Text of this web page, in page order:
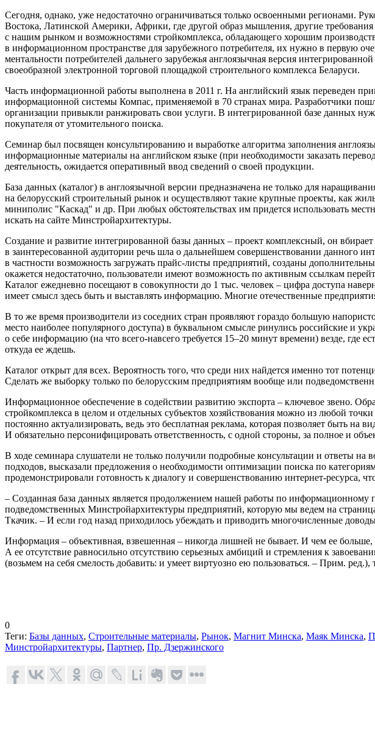
Сегодня, однако, уже недостаточно ограничиваться только освоенными регионами.
Востока, Латинской Америки, Африки, где другой образ мышления, другие
с нашим рынком и возможностями стройкомплекса, обладающего хорошим
в информационном пространстве для зарубежного потребителя, их нужно в первую
ментальности потребителей дальнего зарубежья англоязычная версия
своеобразной электронной торговой площадкой строительного комплекса Беларуси.
Часть информационной работы выполнена в 2011 г. На английский язык переведен
информационной системы Компас, применяемой в 70 странах мира. Разработчики
организации привыкли ранжировать свои услуги. В интегрированной базе данных
покупателя от утомительного поиска.
Семинар был посвящен консультированию и выработке алгоритма заполнения
информационные материалы на английском языке (при необходимости заказать
деятельность, ожидается оперативный ввод сведений о своей продукции.
База данных (каталог) в англоязычной версии предназначена не только для
на белорусский строительный рынок и осуществляют такие крупные проекты, как
миниполис "Каскад" и др. При любых обстоятельствах им придется использовать
искать на сайте Минстройархитектуры.
Создание и развитие интегрированной базы данных – проект комплексный, он
в заинтересованной аудитории речь шла о дальнейшем совершенствовании данного
в частности возможность загружать прайс-листы предприятий, созданы
окажется недостаточно, пользователи имеют возможность по активным ссылкам
Каталог ежедневно посещают в совокупности до 1 тыс. человек – цифра доступа
имеет смысл здесь быть и выставлять информацию. Многие отечественные
В то же время производители из соседних стран проявляют гораздо большую
место наиболее популярного доступа) в буквальном смысле ринулись российские и
о себе информацию (на что всего-навсего требуется 15–20 минут времени) везде, где
откуда ее ждешь.
Каталог открыт для всех. Вероятность того, что среди них найдется именно тот
Сделать же выборку только по белорусским предприятиям вообще или
Информационное обеспечение в содействии развитию экспорта – ключевое звено.
стройкомплекса в целом и отдельных субъектов хозяйствования можно из любой
постоянно актуализировать, ведь это бесплатная реклама, которая позволяет быть
И обязательно персонифицировать ответственность, с одной стороны, за полное и
В ходе семинара слушатели не только получили подробные консультации и ответы
подходов, высказали предложения о необходимости оптимизации поиска по
продемонстрировали готовность к диалогу и совершенствованию интернет-ресурса,
– Созданная база данных является продолжением нашей работы по информационному
подведомственных Минстройархитектуры предприятий, которую мы ведем на
Ткачик. – И если год назад приходилось убеждать и приводить многочисленные
Информация – объективная, взвешенная – никогда лишней не бывает. И чем ее
А ее отсутствие равносильно отсутствию серьезных амбиций и стремления к
(возьмем на себя смелость добавить: и умеет виртуозно ею пользоваться. – Прим. ред.),
0
Теги: Базы данных, Строительные материалы, Рынок, Магнит Минска, Маяк Минска,
Минстройархитектуры, Партнер, Пр. Дзержинского